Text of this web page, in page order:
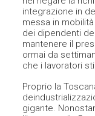
integrazione in
messa in
dei dipendenti
mantenere il
ormai da
che i lavoratori
Proprio la
gigante.